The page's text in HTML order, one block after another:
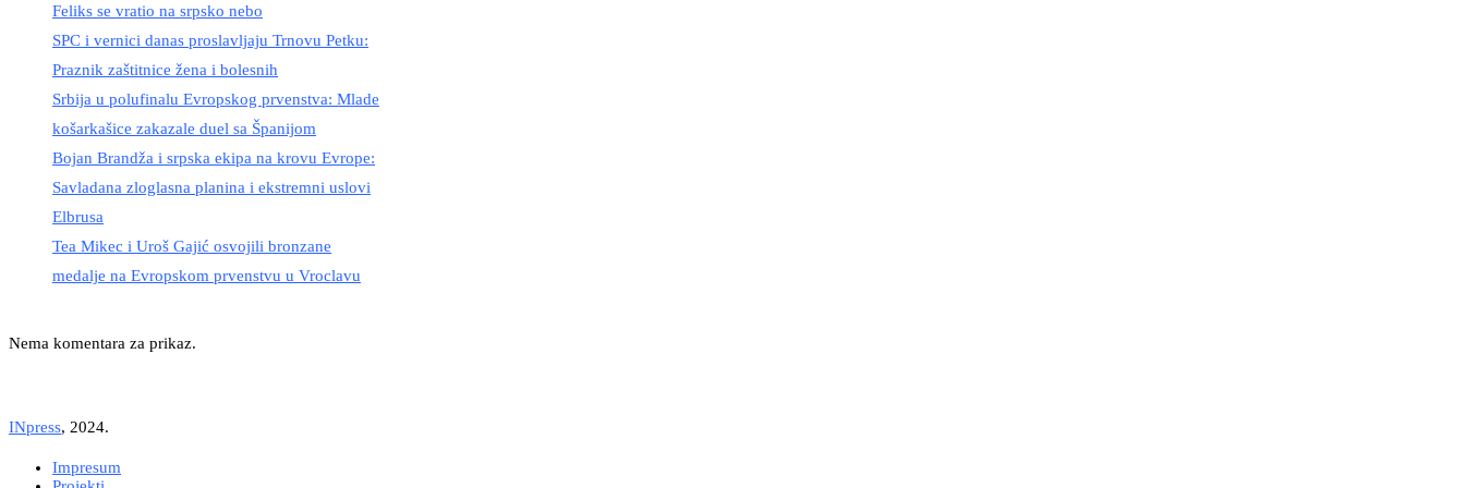
Feliks se vratio na srpsko nebo
SPC i vernici danas proslavljaju Trnovu Petku:
Praznik zaštitnice žena i bolesnih
Srbija u polufinalu Evropskog prvenstva: Mlade
košarkašice zakazale duel sa Španijom
Bojan Brandža i srpska ekipa na krovu Evrope:
Savladana zloglasna planina i ekstremni uslovi
Elbrusa
Tea Mikec i Uroš Gajić osvojili bronzane
medalje na Evropskom prvenstvu u Vroclavu
Nema komentara za prikaz.
INpress, 2024.
Impresum